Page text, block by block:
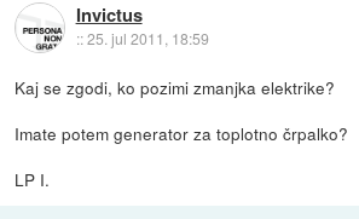
Invictus
::25. jul 2011, 18:59
Kaj se zgodi, ko pozimi zmanjka elektrike?
Imate potem generator za toplotno črpalko?
LP I.